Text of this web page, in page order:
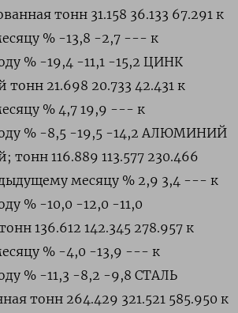
тонн 31.158 36.133 67.291 к
% -13,8 -2,7 --- к
% -19,4 -11,1 -15,2 ЦИНК
тонн 21.698 20.733 42.431 к
% 4,7 19,9 --- к
% -8,5 -19,5 -14,2 АЛЮМИНИЙ
тонн 116.889 113.577 230.466
месяцу % 2,9 3,4 --- к
% -10,0 -12,0 -11,0
136.612 142.345 278.957 к
% -4,0 -13,9 --- к
% -11,3 -8,2 -9,8 СТАЛЬ
тонн 264.429 321.521 585.950 к